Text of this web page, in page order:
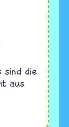
sind die
aus